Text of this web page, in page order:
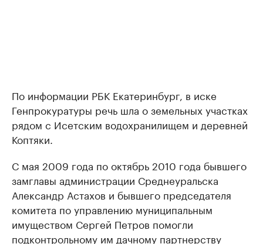
По информации РБК Екатеринбург, в иске
Генпрокуратуры речь шла о земельных участках
рядом с Исетским водохранилищем и деревней
Коптяки.
С мая 2009 года по октябрь 2010 года бывшего
замглавы администрации Среднеуральска
Александр Астахов и бывшего председателя
комитета по управлению муниципальным
имуществом Сергей Петров помогли
подконтрольному им дачному партнерству